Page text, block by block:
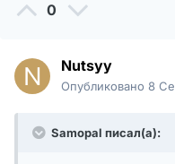
0
Nutsyy
Опубликовано 8
Samopal писал(а):